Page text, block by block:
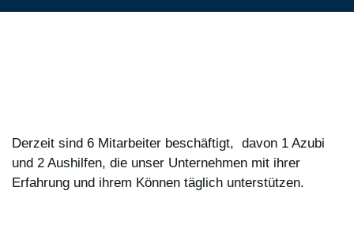
Derzeit sind 6 Mitarbeiter beschäftigt, davon 1 Azubi
und 2 Aushilfen, die unser Unternehmen mit ihrer
Erfahrung und ihrem Können täglich unterstützen.